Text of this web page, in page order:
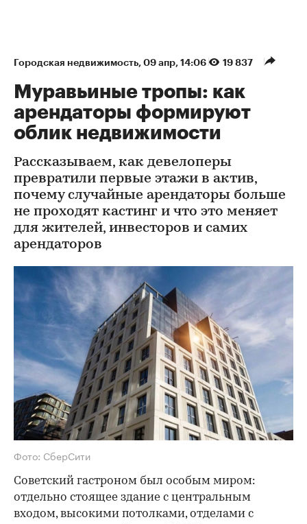
Городская недвижимость 09 апр, 14:06 19 837
Муравьиные тропы: как
арендаторы формируют
облик недвижимости
Рассказываем, как девелоперы
превратили первые этажи в актив,
почему случайные арендаторы больше
не проходят кастинг и что это меняет
для жителей, инвесторов и самих
арендаторов
Фото: СберСити
Советский гастроном был особым миром:
отдельно стоящее здание с центральным
входом, высокими потолками, отделами с